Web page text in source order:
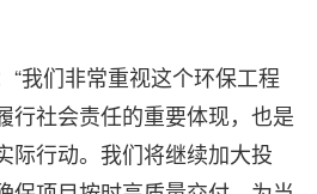
“我们非常重视这个环保工程
行社会责任的重要体现，也是
际行动。我们将继续加大投